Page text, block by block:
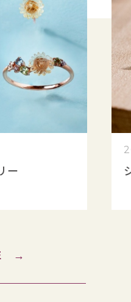
ー
→